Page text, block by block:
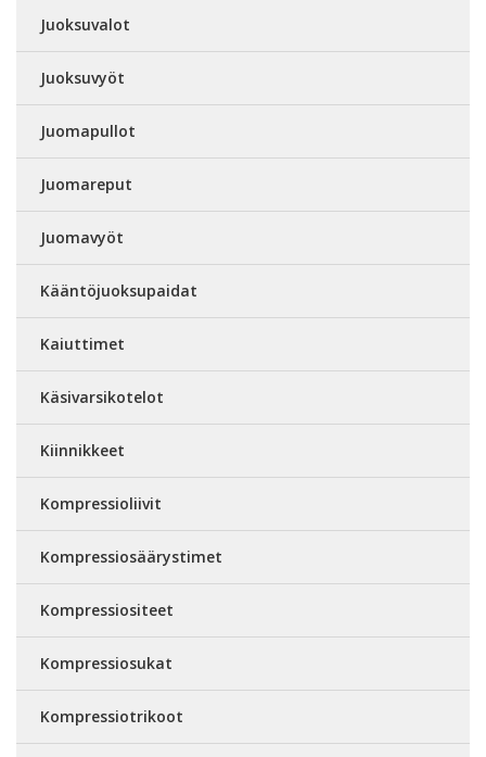
Juoksuvalot
Juoksuvyöt
Juomapullot
Juomareput
Juomavyöt
Kääntöjuoksupaidat
Kaiuttimet
Käsivarsikotelot
Kiinnikkeet
Kompressioliivit
Kompressiosäärystimet
Kompressiositeet
Kompressiosukat
Kompressiotrikoot